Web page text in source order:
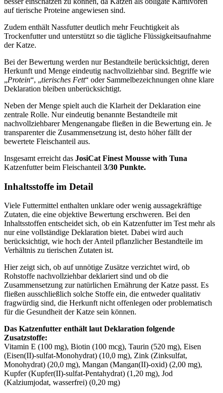
auf tierische Proteine angewiesen sind.
Zudem enthält Nassfutter deutlich mehr Feuchtigkeit als
Trockenfutter und unterstützt so die tägliche Flüssigkeitsaufnahme
der Katze.
Bei der Bewertung werden nur Bestandteile berücksichtigt, deren
Herkunft und Menge eindeutig nachvollziehbar sind. Begriffe wie
„Protein“, „tierisches Fett“ oder Sammelbezeichnungen ohne klare
Deklaration bleiben unberücksichtigt.
Neben der Menge spielt auch die Klarheit der Deklaration eine
zentrale Rolle. Nur eindeutig benannte Bestandteile mit
nachvollziehbarer Mengenangabe fließen in die Bewertung ein. Je
transparenter die Zusammensetzung ist, desto höher fällt der
bewertete Fleischanteil aus.
Insgesamt erreicht das JosiCat Finest Mousse with Tuna
Katzenfutterbeim Fleischanteil 3/30 Punkte.
Inhaltsstoffe im Detail
Viele Futtermittel enthalten unklare oder wenig aussagekräftige
Zutaten, die eine objektive Bewertung erschweren. Bei den
Inhaltsstoffen entscheidet sich, ob ein Katzenfutter im Test mehr als
nur eine vollständige Deklaration bietet. Dabei wird auch
berücksichtigt, wie hoch der Anteil pflanzlicher Bestandteile im
Verhältnis zu tierischen Zutaten ist.
Hier zeigt sich, ob auf unnötige Zusätze verzichtet wird, ob
Rohstoffe nachvollziehbar deklariert sind und ob die
Zusammensetzung zur natürlichen Ernährung der Katze passt. Es
fließen ausschließlich solche Stoffe ein, die entweder qualitativ
fragwürdig sind, die Herkunft nicht offenlegen oder problematisch
für die Gesundheit der Katze sein können.
Das Katzenfutter enthält laut Deklaration folgende
Zusatzstoffe:
Vitamin E (100 mg), Biotin (100 mcg), Taurin (520 mg), Eisen
(Eisen(II)-sulfat-Monohydrat) (10,0 mg), Zink (Zinksulfat,
Monohydrat) (20,0 mg), Mangan (Mangan(II)-oxid) (2,00 mg),
Kupfer (Kupfer(II)-sulfat-Pentahydrat) (1,20 mg), Jod
(Kalziumjodat, wasserfrei) (0,20 mg)